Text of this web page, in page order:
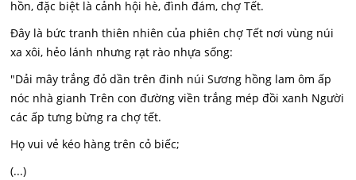
hồn, đặc biệt là cảnh hội hè, đình đám, chợ Tết.
Đây là bức tranh thiên nhiên của phiên chợ Tết nơi vùng núi
xa xôi, hẻo lánh nhưng rạt rào nhựa sống:
"Dải mây trắng đỏ dần trên đinh núi Sương hồng lam ôm ấp
nóc nhà gianh Trên con đường viền trắng mép đồi xanh Người
các ấp tưng bừng ra chợ tết.
Họ vui vẻ kéo hàng trên cỏ biếc;
(...)